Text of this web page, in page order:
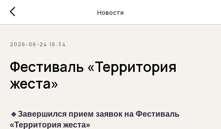
Новости
2026-06-24 16:34
Фестиваль «Территория
жеста»
🔹Завершился прием заявок на Фестиваль
«Территория жеста»